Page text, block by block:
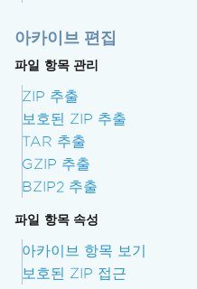
아카이브 편집
파일 항목 관리
ZIP 추출
보호된 ZIP 추출
TAR 추출
GZIP 추출
BZIP2 추출
파일 항목 속성
아카이브 항목 보기
보호된 ZIP 접근